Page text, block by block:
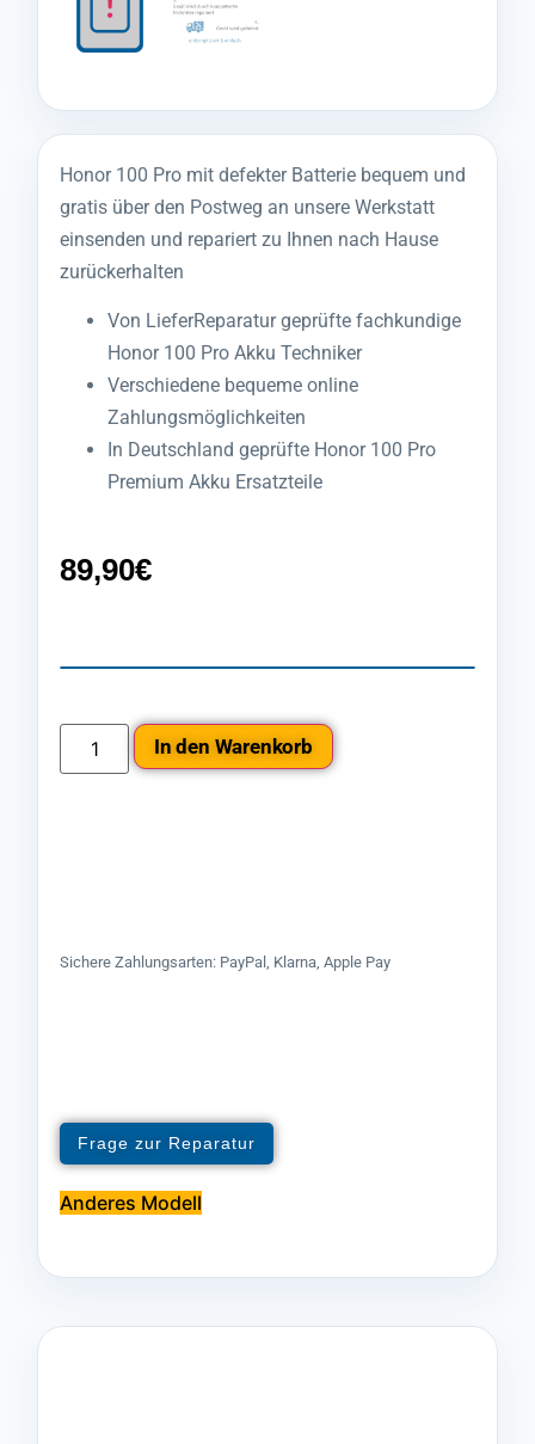
Honor 100 Pro mit defekter Batterie bequem und
gratis über den Postweg an unsere Werkstatt
einsenden und repariert zu Ihnen nach Hause
zurückerhalten
Von LieferReparatur geprüfte fachkundige
Honor 100 Pro Akku Techniker
Verschiedene bequeme online
Zahlungsmöglichkeiten
In Deutschland geprüfte Honor 100 Pro
Premium Akku Ersatzteile
89,90€
In den Warenkorb
Sichere Zahlungsarten: PayPal, Klarna, Apple Pay
Frage zur Reparatur
Anderes Modell